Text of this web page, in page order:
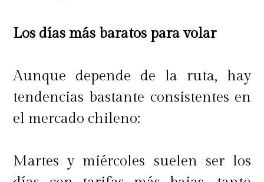
Maravillas del Mundo: Del 3 al 8 de
julio y con sistema todo incluido, se
realizará este tour a uno de los
viajeros de los cinco continentes.
Machu Picchu, reconocida como
Los días más baratos para volar
Aunque depende de la ruta, hay
tendencias bastante consistentes en
el mercado chileno:
Martes y miércoles suelen ser los